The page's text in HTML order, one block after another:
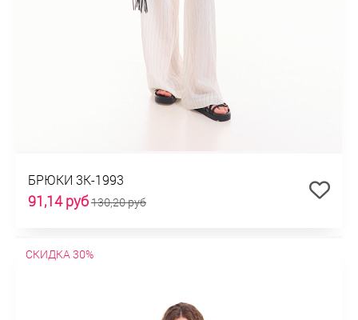
БРЮКИ 3К-1993
91,14 руб130,20 руб
СКИДКА 30%